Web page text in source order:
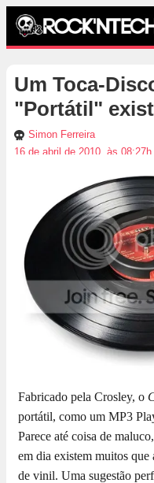
Um Toca-
"Portátil"
Simon Ferreira
16 de abril de 2010, às 08:27h
Fabricado pela Crosley, o
portátil, como um MP3
Parece até coisa de
em dia existem muitos
de vinil. Uma sugestão